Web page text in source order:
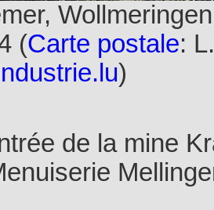
(Carte postale:
)
de la mine